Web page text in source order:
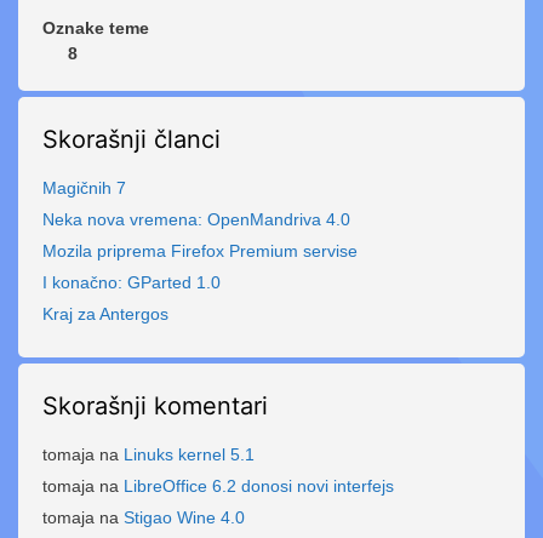
Oznake teme
8
Skorašnji članci
Magičnih 7
Neka nova vremena: OpenMandriva 4.0
Mozila priprema Firefox Premium servise
I konačno: GParted 1.0
Kraj za Antergos
Skorašnji komentari
tomaja na Linuks kernel 5.1
tomaja na LibreOffice 6.2 donosi novi interfejs
tomaja na Stigao Wine 4.0